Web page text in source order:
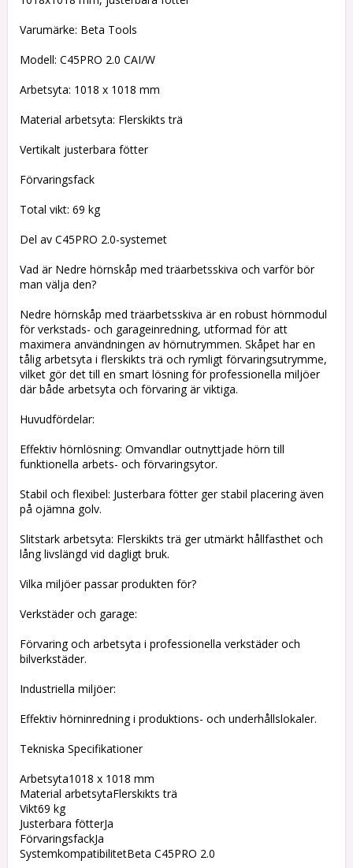
Varumärke: Beta Tools
Modell: C45PRO 2.0 CAI/W
Arbetsyta: 1018 x 1018 mm
Material arbetsyta: Flerskikts trä
Vertikalt justerbara fötter
Förvaringsfack
Total vikt: 69 kg
Del av C45PRO 2.0-systemet
Vad är Nedre hörnskåp med träarbetsskiva och varför bör
man välja den?
Nedre hörnskåp med träarbetsskiva är en robust hörnmodul
för verkstads- och garageinredning, utformad för att
maximera användningen av hörnutrymmen. Skåpet har en
tålig arbetsyta i flerskikts trä och rymligt förvaringsutrymme,
vilket gör det till en smart lösning för professionella miljöer
där både arbetsyta och förvaring är viktiga.
Huvudfördelar:
Effektiv hörnlösning: Omvandlar outnyttjade hörn till
funktionella arbets- och förvaringsytor.
Stabil och flexibel: Justerbara fötter ger stabil placering även
på ojämna golv.
Slitstark arbetsyta: Flerskikts trä ger utmärkt hållfasthet och
lång livslängd vid dagligt bruk.
Vilka miljöer passar produkten för?
Verkstäder och garage:
Förvaring och arbetsyta i professionella verkstäder och
bilverkstäder.
Industriella miljöer:
Effektiv hörninredning i produktions- och underhållslokaler.
Tekniska Specifikationer
Arbetsyta1018 x 1018 mm
Material arbetsytaFlerskikts trä
Vikt69 kg
Justerbara fötterJa
FörvaringsfackJa
SystemkompatibilitetBeta C45PRO 2.0